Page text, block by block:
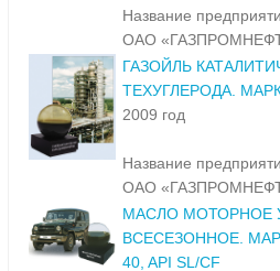
Название
ОАО
ГАЗОЙЛЬ
ТЕХУГЛЕРОДА.
2009 год
Название
ОАО
МАСЛО МОТОРНОЕ
ВСЕСЕЗОННОЕ.
40, API SL/CF